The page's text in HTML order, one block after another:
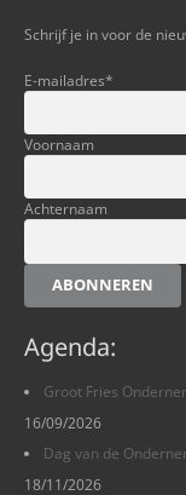
Schrijf je in voor de
E-mailadres*
Voornaam
Achternaam
ABONNEREN
Agenda:
Groot Fries
16/09/2026
Dag van de
18/11/2026